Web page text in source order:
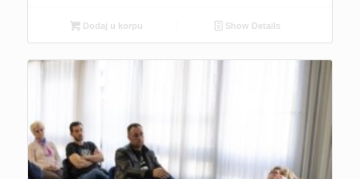
Dodaj u korpu Show Details